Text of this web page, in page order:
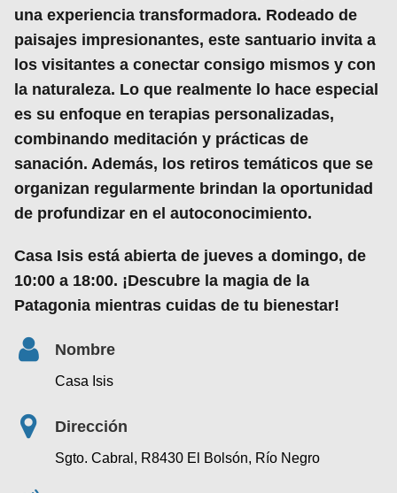
una experiencia transformadora. Rodeado de
paisajes impresionantes, este santuario invita a
los visitantes a conectar consigo mismos y con
la naturaleza. Lo que realmente lo hace especial
es su enfoque en terapias personalizadas,
combinando meditación y prácticas de
sanación. Además, los retiros temáticos que se
organizan regularmente brindan la oportunidad
de profundizar en el autoconocimiento.
Casa Isis está abierta de jueves a domingo, de
10:00 a 18:00. ¡Descubre la magia de la
Patagonia mientras cuidas de tu bienestar!
Nombre
Casa Isis
Dirección
Sgto. Cabral, R8430 El Bolsón, Río Negro